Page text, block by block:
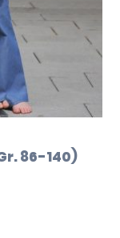
86-140)